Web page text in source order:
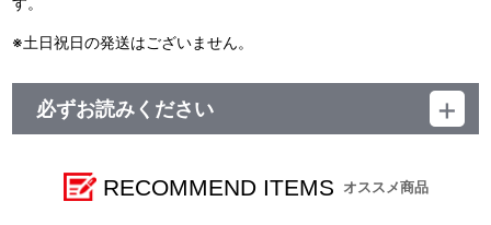
●小さな部品があります。窒息の危険があるので、口の中に絶対に
《缶バッジ》
●本来の目的以外では、絶対に使用しないでください。
●思わぬ事故の恐れがありますので、乳幼児または小さなお子様に
●缶バッジを装着する際は、針に十分ご注意ください。
●商品の仕様上、角が尖っていますのでお取り扱いには十分ご注意
※土日祝日の発送はございません。
必ずお読みください
■注文受付期間：2020年03月20日（金）～2020年04月08日
（水）23：59まで
RECOMMEND ITEMS オススメ商品